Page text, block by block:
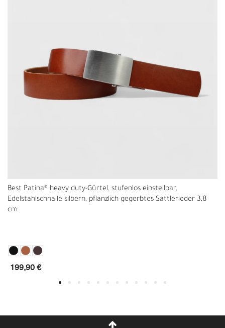
Best Patina® heavy duty-Gürtel, stufenlos einstellbar,
Edelstahlschnalle silbern, pflanzlich gegerbtes Sattlerleder 3,8
cm
199,90 €